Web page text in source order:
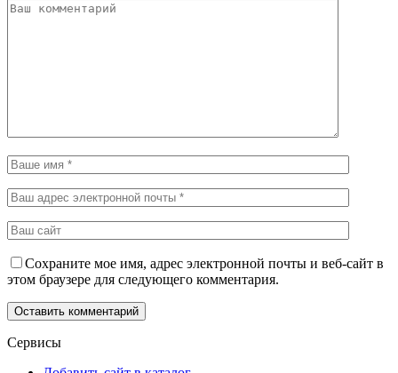
Сохраните мое имя, адрес электронной почты и веб-сайт в
этом браузере для следующего комментария.
Сервисы